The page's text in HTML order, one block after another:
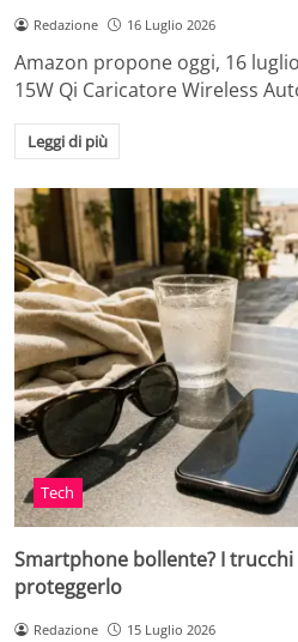
Redazione 16 Luglio 2026
Amazon propone oggi, 16
15W Qi Caricatore Wireless
Leggi di più
Tech
Smartphone bollente? I
proteggerlo
Redazione 15 Luglio 2026